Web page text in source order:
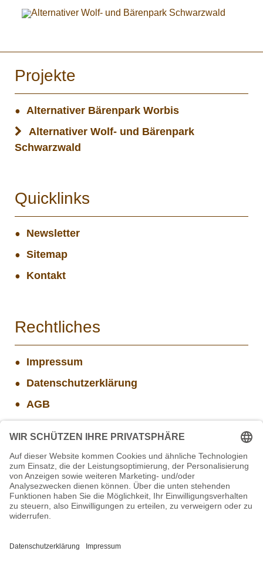
Projekte
Alternativer Bärenpark Worbis
Alternativer Wolf- und Bärenpark
Schwarzwald
Quicklinks
Newsletter
Sitemap
Kontakt
Rechtliches
Impressum
Datenschutzerklärung
AGB
Aktuelle Stellenangebote
Projekt WORBIS Mitarbeiter*in (w/m/d) in Tierpflege